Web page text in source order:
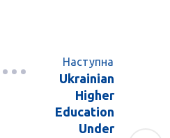
Наступна
Ukrainian
Higher
Education
Under